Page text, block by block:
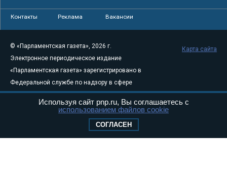
Контакты Реклама Вакансии
© «Парламентская газета», 2026 г.
Электронное периодическое издание
«Парламентская газета» зарегистрировано в
Федеральной службе по надзору в сфере
связи, информационных технологий и
массовых коммуникаций (Роскомнадзор) 05
Свидетельство о регистрации Эл № ФС77-
Карта сайта
Используя сайт pnp.ru, Вы соглашаетесь с
использованием файлов cookie
СОГЛАСЕН